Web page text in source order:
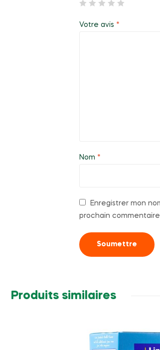
Votre avis *
Nom *
Enregistrer mon
prochain
Produits similaires